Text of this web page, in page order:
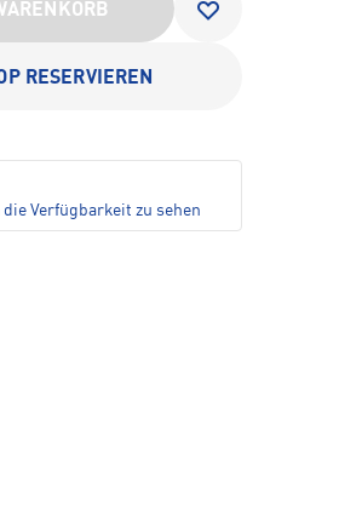
RESERVIEREN
Verfügbarkeit zu sehen